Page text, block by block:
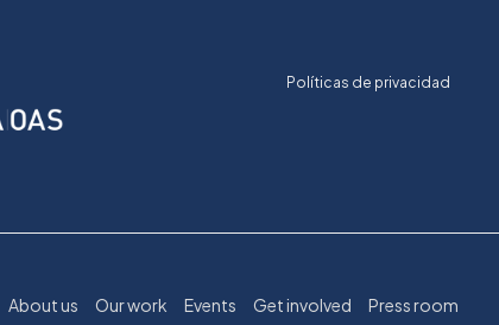
Políticas de privacidad
About us Our work Events Get involved Press room